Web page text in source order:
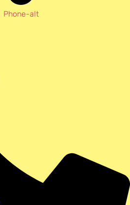
Phone-alt